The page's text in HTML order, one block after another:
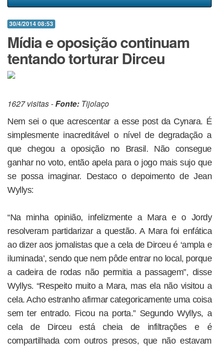
30/4/2014 08:53
Mídia e oposição continuam
tentando torturar Dirceu
1627 visitas -Fonte: Tijolaço
Nem sei o que acrescentar a esse post da Cynara. É
simplesmente inacreditável o nível de degradação a
que chegou a oposição no Brasil. Não consegue
ganhar no voto, então apela para o jogo mais sujo que
se possa imaginar. Destaco o depoimento de Jean
Wyllys:
“Na minha opinião, infelizmente a Mara e o Jordy
resolveram partidarizar a questão. A Mara foi enfática
ao dizer aos jornalistas que a cela de Dirceu é ‘ampla e
iluminada’, sendo que nem pôde entrar no local, porque
a cadeira de rodas não permitia a passagem”, disse
Wyllys. “Respeito muito a Mara, mas ela não visitou a
cela. Acho estranho afirmar categoricamente uma coisa
sem ter entrado. Ficou na porta.” Segundo Wyllys, a
cela de Dirceu está cheia de infiltrações e é
compartilhada com outros presos, que não estavam